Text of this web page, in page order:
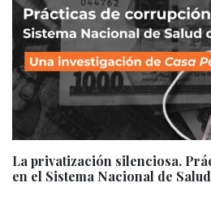
La privatización silenciosa.
en el Sistema Nacional de